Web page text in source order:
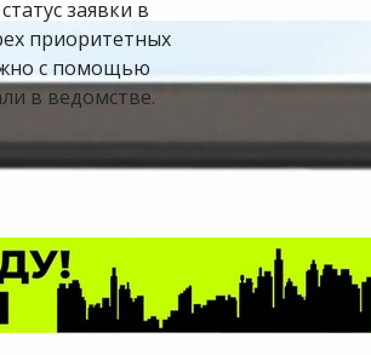
заявки в
приоритетных
с помощью
в ведомстве.